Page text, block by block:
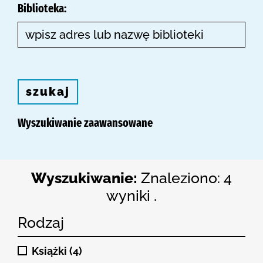
Biblioteka:
szukaj
Wyszukiwanie zaawansowane
Wyszukiwanie: Znaleziono: 4
wyniki .
Rodzaj
Książki (4)